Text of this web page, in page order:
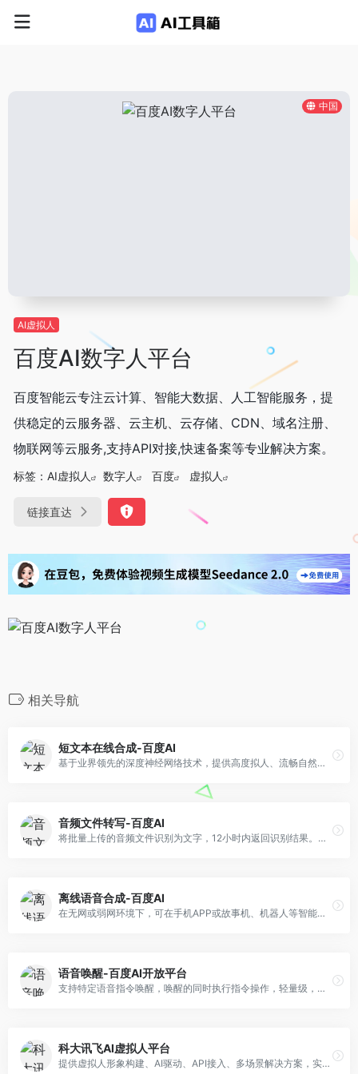
中国
AI虚拟人
百度AI数字人平台
百度智能云专注云计算、智能大数据、人工智能服务，提
供稳定的云服务器、云主机、云存储、CDN、域名注册、
物联网等云服务,支持API对接,快速备案等专业解决方案。
标签： AI虚拟人 数字人 百度 虚拟人
链接直达
相关导航
短文本在线合成-百度AI
基于业界领先的深度神经网络技术，提供高度拟人、流畅自然的语音合成服务，让您的应用、设备开口说话，更具个性
音频文件转写-百度AI
将批量上传的音频文件识别为文字，12小时内返回识别结果。适合录音质检、会议内容总结、音频内容分析等场景
离线语音合成-百度AI
在无网或弱网环境下，可在手机APP或故事机、机器人等智能硬件设备终端进行语音播报，将文字合成为声音，提供稳定一致、流畅自然的合成体验
语音唤醒-百度AI开放平台
支持特定语音指令唤醒，唤醒的同时执行指令操作，轻量级，低功耗，可自定义设置多个唤醒词，为您的应用打造自然流畅的对话
科大讯飞AI虚拟人平台
提供虚拟人形象构建、AI驱动、API接入、多场景解决方案，实现一站式的虚拟形象打造服务